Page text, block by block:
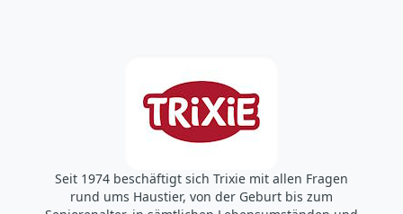
Seit 1974 beschäftigt sich Trixie mit allen Fragen
rund ums Haustier, von der Geburt bis zum